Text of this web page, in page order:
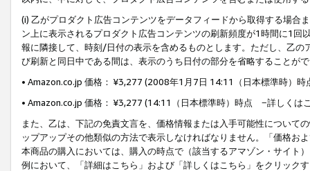
(i) 乙がプロダクト広告コンテンツをデータフィードから取得する場合
ン上に表示されるプロダクト広告コンテンツの刷新頻度が1時間に1
報に隣接して、時刻/日付の表示を含めるものとします。ただし、乙
び刷新と同日中である間は、表示のうち日付の部分を省略することが
• Amazon.co.jp 価格： ¥3,277 (2008年1月7日 14:11（日本標準時）
• Amazon.co.jp 価格： ¥3,277 (14:11（日本標準時）時点 −詳しくは
また、乙は、下記の免責文言を、価格情報または入手可能性について
ップアップその他類似の方法で表示しなければなりません。「価格
本商品の購入においては、購入の時点で（該当するアマゾン・サイト
例において、「詳細はこちら」および「詳しくはこちら」をクリック